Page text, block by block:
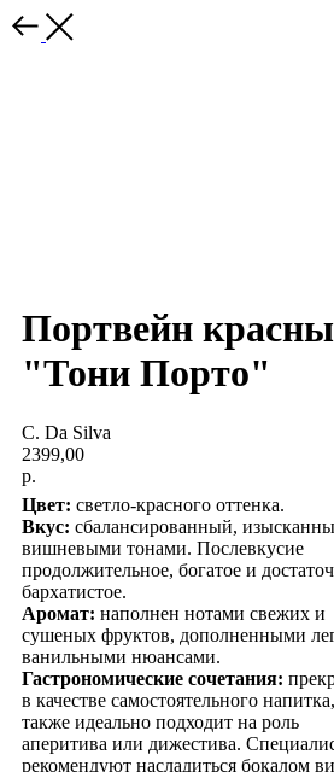
Портвейн
"Тони Порто"
С. Da Silva
2399,00
р.
Цвет: светло-красного оттенка.
Вкус: сбалансированный,
вишневыми тонами. Послевкусие
продолжительное, богатое и
бархатистое.
Аромат: наполнен нотами свежих и
сушеных фруктов, дополненными
ванильными нюансами.
Гастрономические сочетания:
в качестве самостоятельного напитка,
также идеально подходит на роль
аперитива или дижестива.
рекомендуют насладиться бокалом